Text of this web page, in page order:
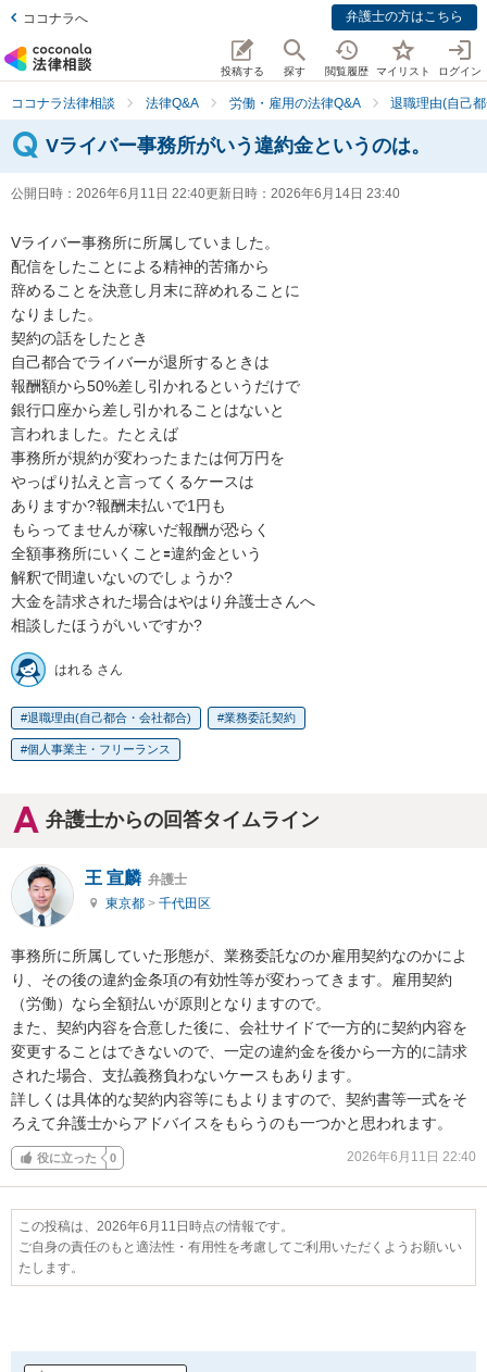
ココナラへ 弁護士の方はこちら
投稿する 探す 閲覧履歴 マイリスト ログイン
ココナラ法律相談 法律Q&A 労働・雇用の法律Q&A 退職理由(自己
Vライバー事務所がいう違約金というのは。
公開日時： 2026年6月11日 22:40更新日時： 2026年6月14日 23:40
Vライバー事務所に所属していました。
配信をしたことによる精神的苦痛から
辞めることを決意し月末に辞めれることに
なりました。
契約の話をしたとき
自己都合でライバーが退所するときは
報酬額から50%差し引かれるというだけで
銀行口座から差し引かれることはないと
言われました。たとえば
事務所が規約が変わったまたは何万円を
やっぱり払えと言ってくるケースは
ありますか?報酬未払いで1円も
もらってませんが稼いだ報酬が恐らく
全額事務所にいくこと🟰違約金という
解釈で間違いないのでしょうか?
大金を請求された場合はやはり弁護士さんへ
相談したほうがいいですか?
はれる さん
退職理由(自己都合・会社都合) 業務委託契約
個人事業主・フリーランス
弁護士からの回答タイムライン
王 宣麟 弁護士
東京都 > 千代田区
事務所に所属していた形態が、業務委託なのか雇用契約なのかによ
り、その後の違約金条項の有効性等が変わってきます。雇用契約
（労働）なら全額払いが原則となりますので。
また、契約内容を合意した後に、会社サイドで一方的に契約内容を
変更することはできないので、一定の違約金を後から一方的に請求
された場合、支払義務負わないケースもあります。
詳しくは具体的な契約内容等にもよりますので、契約書等一式をそ
ろえて弁護士からアドバイスをもらうのも一つかと思われます。
役に立った 0 2026年6月11日 22:40
この投稿は、2026年6月11日時点の情報です。
ご自身の責任のもと適法性・有用性を考慮してご利用いただくようお願いい
たします。